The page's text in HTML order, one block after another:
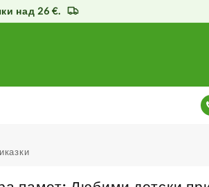
над 26 €.